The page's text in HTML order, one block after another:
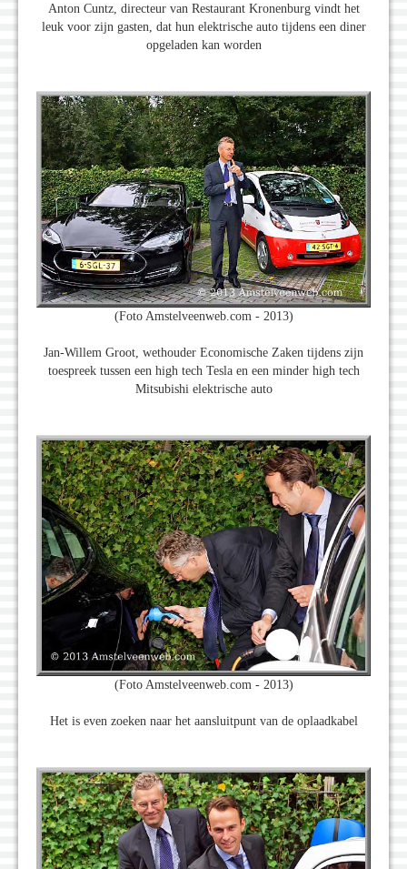
Anton Cuntz, directeur van Restaurant Kronenburg vindt het
leuk voor zijn gasten, dat hun elektrische auto tijdens een diner
opgeladen kan worden
(Foto Amstelveenweb.com - 2013)
Jan-Willem Groot, wethouder Economische Zaken tijdens zijn
toespreek tussen een high tech Tesla en een minder high tech
Mitsubishi elektrische auto
(Foto Amstelveenweb.com - 2013)
Het is even zoeken naar het aansluitpunt van de oplaadkabel